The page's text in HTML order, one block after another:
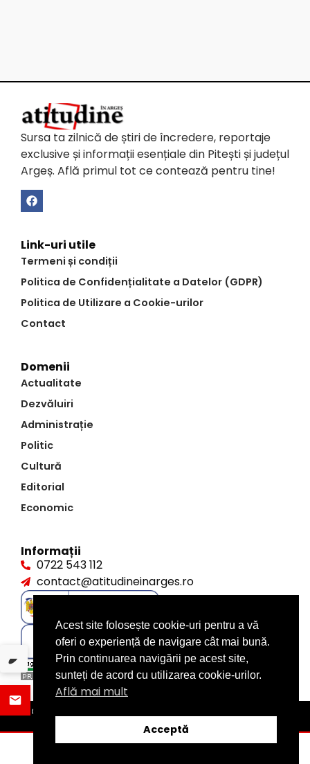
Sursa ta zilnică de știri de încredere, reportaje
exclusive și informații esențiale din Pitești și județul
Argeș. Află primul tot ce contează pentru tine!
Link-uri utile
Termeni și condiții
Politica de Confidențialitate a Datelor (GDPR)
Politica de Utilizare a Cookie-urilor
Contact
Domenii
Actualitate
Dezvăluiri
Administrație
Politic
Cultură
Editorial
Economic
Informații
0722 543 112
contact@atitudineinarges.ro
©2026 Atitudine în Argeș. Toate drepturile rezervate
design byXITE.ro
Acest site folosește cookie-uri pentru a vă
oferi o experiență de navigare cât mai bună.
Prin continuarea navigării pe acest site,
sunteți de acord cu utilizarea cookie-urilor.
Află mai mult
Acceptă